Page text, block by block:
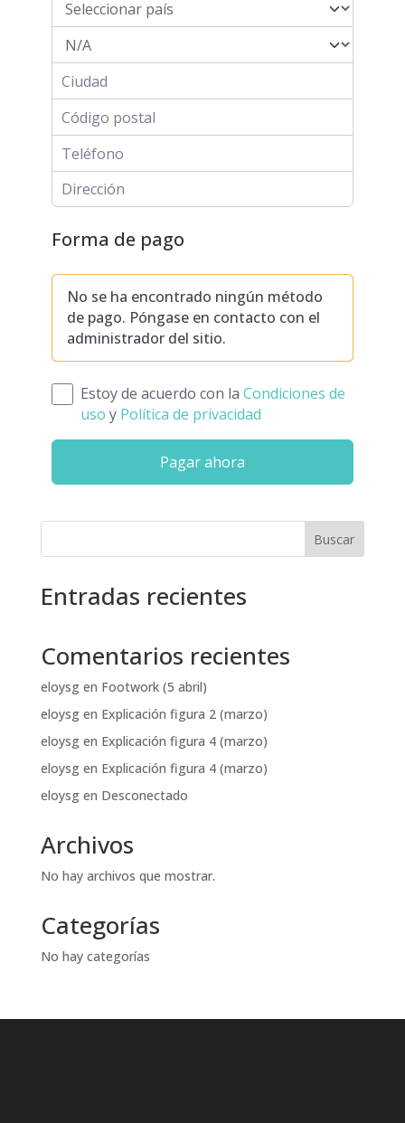
Forma de pago
No se ha encontrado ningún método
de pago. Póngase en contacto con el
administrador del sitio.
Estoy de acuerdo con la Condiciones de
uso y Política de privacidad
Pagar ahora
Buscar
Entradas recientes
Comentarios recientes
eloysgen Footwork (5 abril)
eloysgen Explicación figura 2 (marzo)
eloysgen Explicación figura 4 (marzo)
eloysgen Explicación figura 4 (marzo)
eloysgen Desconectado
Archivos
No hay archivos que mostrar.
Categorías
No hay categorías